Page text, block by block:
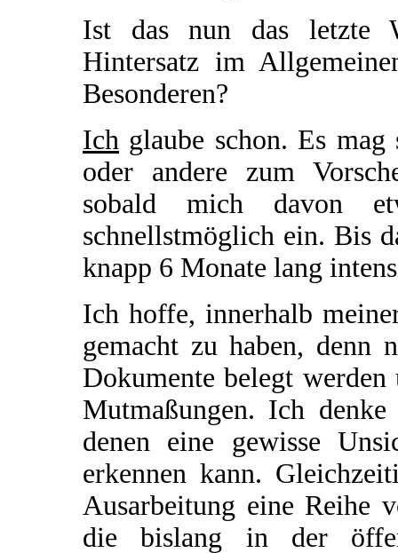
Ist das nun das letzte
Hintersatz im
Besonderen?
Ich glaube schon. Es
oder andere zum
sobald mich davon
schnellstmöglich ein. Bis
knapp 6 Monate lang
Ich hoffe, innerhalb
gemacht zu haben, denn
Dokumente belegt
Mutmaßungen. Ich
denen eine gewisse
erkennen kann.
Ausarbeitung eine Reihe
die bislang in der